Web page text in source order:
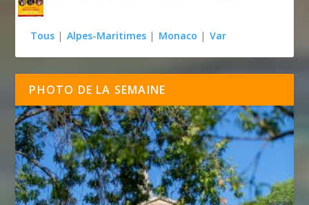
Tous | Alpes-Maritimes | Monaco | Var
PHOTO DE LA SEMAINE